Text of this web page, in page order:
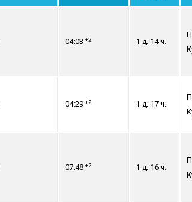
04:03 +2 1 д. 14 ч.
04:29 +2 1 д. 17 ч.
07:48 +2 1 д. 16 ч.